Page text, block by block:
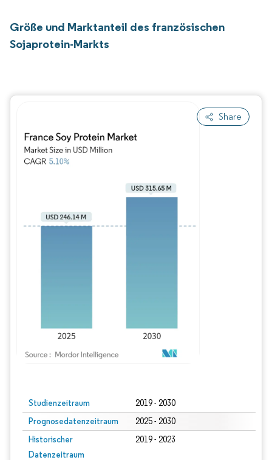
Größe und Marktanteil des französischen
Sojaprotein-Markts
Share
Studienzeitraum 2019 - 2030
Prognosedatenzeitraum 2025 - 2030
Historischer
Datenzeitraum
2019 - 2023